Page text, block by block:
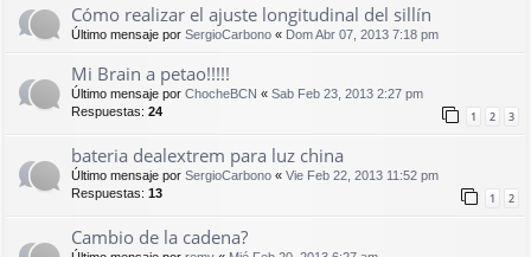
Cómo realizar el ajuste longitudinal del sillín
Último mensaje por SergioCarbono « Dom Abr 07, 2013 7:18 pm
Mi Brain a petao!!!!!
Último mensaje por ChocheBCN « Sab Feb 23, 2013 2:27 pm
Respuestas: 24 1 2 3
bateria dealextrem para luz china
Último mensaje por SergioCarbono « Vie Feb 22, 2013 11:52 pm
Respuestas: 13 1 2
Cambio de la cadena?